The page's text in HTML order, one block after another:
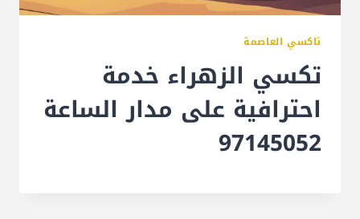
تاكسي العاصمة
تكسي الزهراء خدمة
احترافية على مدار الساعة
97145052